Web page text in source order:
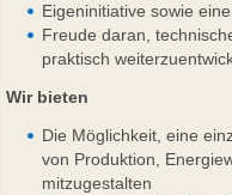
Eigeninitiative sowie
Freude daran,
praktisch
Wir bieten
Die Möglichkeit, eine
von Produktion,
mitzugestalten